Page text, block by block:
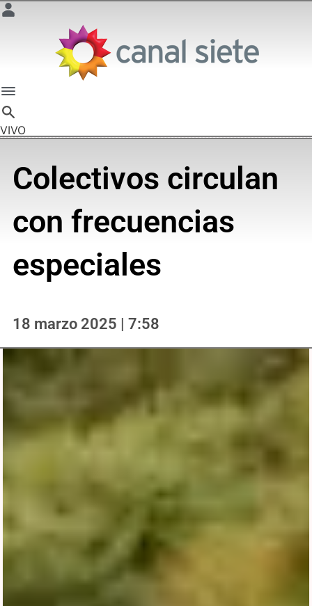
VIVO
Colectivos circulan
con frecuencias
especiales
18 marzo 2025 | 7:58